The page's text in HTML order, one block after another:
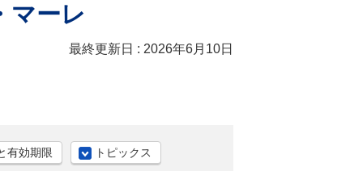
マーレ
最終更新日 : 2026年6月10日
有効期限 トピックス